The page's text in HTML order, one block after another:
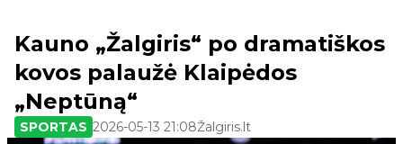
Kauno „Žalgiris“ po dramatiškos
kovos palaužė Klaipėdos
„Neptūną“
SPORTAS 2026-05-13 21:08Žalgiris.lt